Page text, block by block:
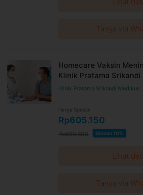
Tanya via
Homecare Vaksin
Klinik Pratama Srikandi
Klinik Pratama Srikandi Medikus
Harga Spesial
Rp605.150
Rp669.600 Diskon 10%
Lihat
Tanya via